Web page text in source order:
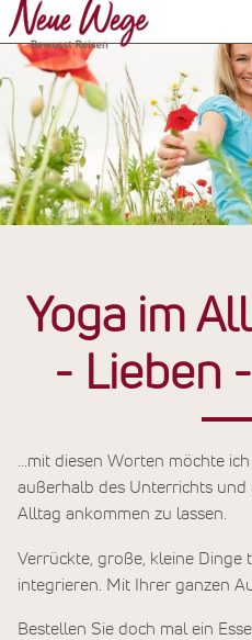
Yoga im
- Lieben
...mit diesen Worten möchte
außerhalb des Unterrichts und
Alltag ankommen zu lassen.
Verrückte, große, kleine Dinge
integrieren. Mit Ihrer ganzen
Bestellen Sie doch mal ein